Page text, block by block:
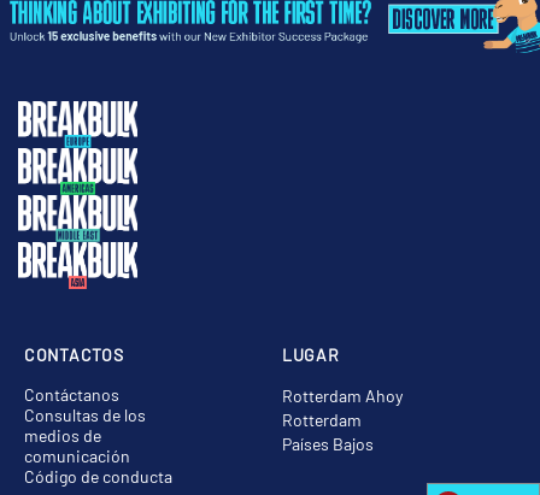
LUGAR
Rotterdam Ahoy
Rotterdam
Países Bajos
CONTACTOS
Contáctanos
Consultas de los
medios de
comunicación
Código de conducta